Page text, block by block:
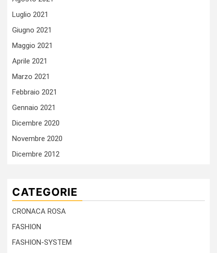
Luglio 2021
Giugno 2021
Maggio 2021
Aprile 2021
Marzo 2021
Febbraio 2021
Gennaio 2021
Dicembre 2020
Novembre 2020
Dicembre 2012
CATEGORIE
CRONACA ROSA
FASHION
FASHION-SYSTEM